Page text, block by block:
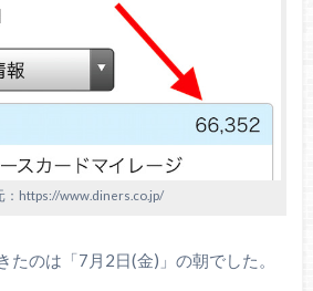
：https://www.diners.co.jp/
たのは「7月2日(金)」の朝でした。